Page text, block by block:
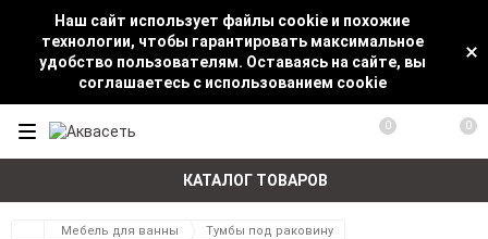
Наш сайт использует файлы cookie и похожие
технологии, чтобы гарантировать максимальное
удобство пользователям. Оставаясь на сайте, вы
соглашаетесь с использованием cookie
КАТАЛОГ ТОВАРОВ
0 0
Мебель для ванны Тумбы под раковину